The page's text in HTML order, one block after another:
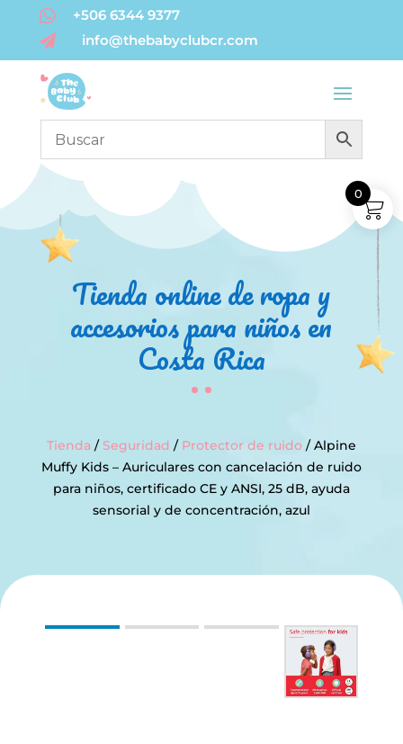
 +506 6344 9377
 info@thebabyclubcr.com
Tienda online de ropa y
accesorios para niños en
Costa Rica
Tienda / Seguridad / Protector de ruido/ Alpine
Muffy Kids – Auriculares con cancelación de ruido
para niños, certificado CE y ANSI, 25 dB, ayuda
sensorial y de concentración, azul
0